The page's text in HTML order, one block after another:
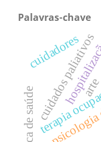
Palavras-chave
terapia
cuidados paliativos
cuidadores